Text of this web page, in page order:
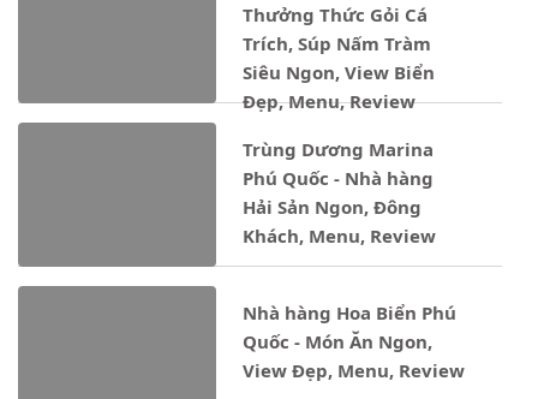
Thưởng Thức Gỏi Cá
Trích, Súp Nấm Tràm
Siêu Ngon, View Biển
Đẹp, Menu, Review
Trùng Dương Marina
Phú Quốc - Nhà hàng
Hải Sản Ngon, Đông
Khách, Menu, Review
Nhà hàng Hoa Biển Phú
Quốc - Món Ăn Ngon,
View Đẹp, Menu, Review